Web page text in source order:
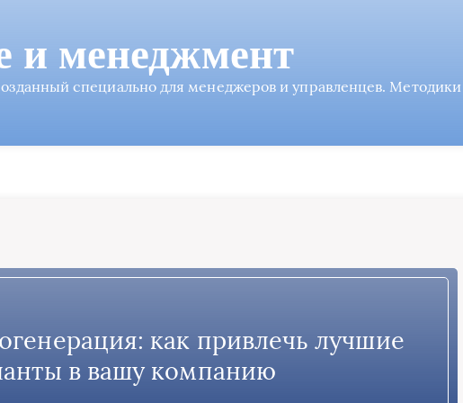
и менеджмент
специально для менеджеров и управленцев.
как привлечь лучшие
в вашу компанию